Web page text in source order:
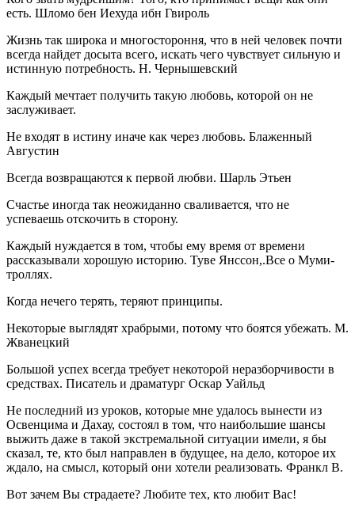
есть. Шломо бен Иехуда ибн Гвироль
Жизнь так широка и многостороння, что в ней человек почти
всегда найдет досыта всего, искать чего чувствует сильную и
истинную потребность. Н. Чернышевский
Каждый мечтает получить такую любовь, которой он не
заслуживает.
Не входят в истину иначе как через любовь. Блаженный
Августин
Всегда возвращаются к первой любви. Шарль Этьен
Счастье иногда так неожиданно сваливается, что не
успеваешь отскочить в сторону.
Каждый нуждается в том, чтобы ему время от времени
рассказывали хорошую историю. Туве Янссон,.Все о Муми-
троллях.
Когда нечего терять, теряют принципы.
Некоторые выглядят храбрыми, потому что боятся убежать. М.
Жванецкий
Большой успех всегда требует некоторой неразборчивости в
средствах. Писатель и драматург Оскар Уайльд
Не последний из уроков, которые мне удалось вынести из
Освенцима и Дахау, состоял в том, что наибольшие шансы
выжить даже в такой экстремальной ситуации имели, я бы
сказал, те, кто был направлен в будущее, на дело, которое их
ждало, на смысл, который они хотели реализовать. Франкл В.
Вот зачем Вы страдаете? Любите тех, кто любит Вас!